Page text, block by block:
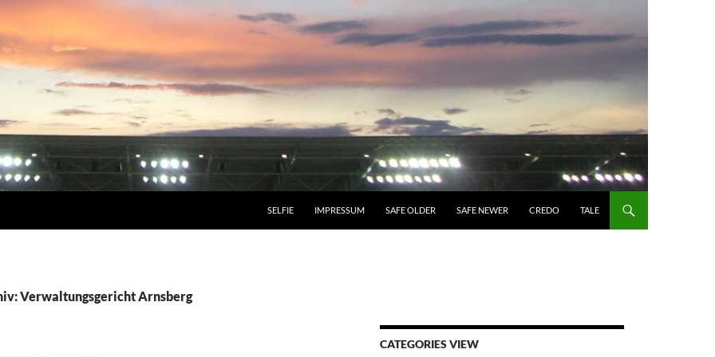
SELFIE IMPRESSUM SAFE OLDER SAFE NEWER CREDO TALE
Verwaltungsgericht Arnsberg
CATEGORIES VIEW